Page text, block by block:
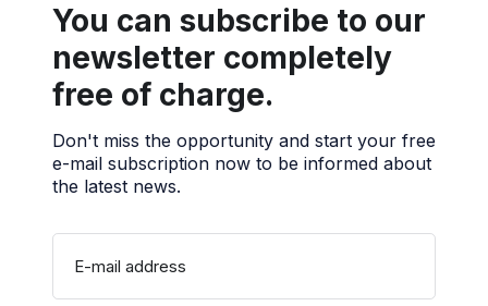
You can subscribe to our
newsletter completely
free of charge.
Don't miss the opportunity and start your free
e-mail subscription now to be informed about
the latest news.
E-mail address